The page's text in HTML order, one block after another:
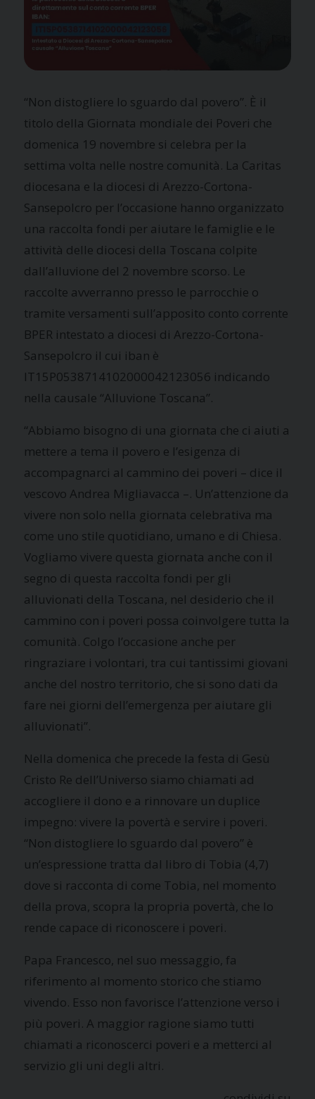
“Non distogliere lo sguardo dal povero”. È il
titolo della Giornata mondiale dei Poveri che
domenica 19 novembre si celebra per la
settima volta nelle nostre comunità. La Caritas
diocesana e la diocesi di Arezzo-Cortona-
Sansepolcro per l’occasione hanno organizzato
una raccolta fondi per aiutare le famiglie e le
attività delle diocesi della Toscana colpite
dall’alluvione del 2 novembre scorso. Le
raccolte avverranno presso le parrocchie o
tramite versamenti sull’apposito conto corrente
BPER intestato a diocesi di Arezzo-Cortona-
Sansepolcro il cui iban è
IT15P0538714102000042123056 indicando
nella causale “Alluvione Toscana”.
“Abbiamo bisogno di una giornata che ci aiuti a
mettere a tema il povero e l’esigenza di
accompagnarci al cammino dei poveri – dice il
vescovo Andrea Migliavacca –. Un’attenzione da
vivere non solo nella giornata celebrativa ma
come uno stile quotidiano, umano e di Chiesa.
Vogliamo vivere questa giornata anche con il
segno di questa raccolta fondi per gli
alluvionati della Toscana, nel desiderio che il
cammino con i poveri possa coinvolgere tutta la
comunità. Colgo l’occasione anche per
ringraziare i volontari, tra cui tantissimi giovani
anche del nostro territorio, che si sono dati da
fare nei giorni dell’emergenza per aiutare gli
alluvionati”.
Nella domenica che precede la festa di Gesù
Cristo Re dell’Universo siamo chiamati ad
accogliere il dono e a rinnovare un duplice
impegno: vivere la povertà e servire i poveri.
“Non distogliere lo sguardo dal povero” è
un’espressione tratta dal libro di Tobia (4,7)
dove si racconta di come Tobia, nel momento
della prova, scopra la propria povertà, che lo
rende capace di riconoscere i poveri.
Papa Francesco, nel suo messaggio, fa
riferimento al momento storico che stiamo
vivendo. Esso non favorisce l’attenzione verso i
più poveri. A maggior ragione siamo tutti
chiamati a riconoscerci poveri e a metterci al
servizio gli uni degli altri.